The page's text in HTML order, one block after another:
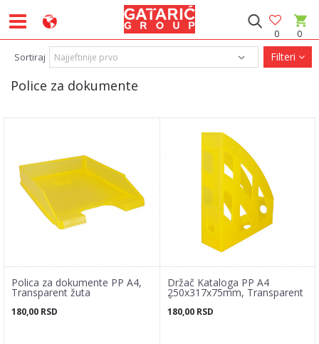
0
0
Police za dokumente
Sortiraj Filteri
Polica za dokumente PP A4,
Transparent žuta
180,00 RSD
Držač Kataloga PP A4
250x317x75mm, Transparent
Žuta
180,00 RSD